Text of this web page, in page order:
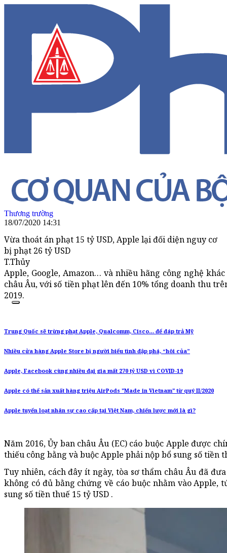
Thương trường
18/07/2020 14:31
Vừa thoát án phạt 15 tỷ USD, Apple lại đối diện nguy cơ
bị phạt 26 tỷ USD
T.Thủy
Apple, Google, Amazon… và nhiều hãng công nghệ
châu Âu, với số tiền phạt lên đến 10% tổng doanh thu
2019.
Trung Quốc sẽ trừng phạt Apple, Qualcomm, Cisco… để đáp trả Mỹ
Nhiều cửa hàng Apple Store bị người biểu tình đập phá, “hôi của”
Apple, Facebook cùng nhiều đại gia mất 270 tỷ USD vì COVID-19
Apple có thể sản xuất hàng triệu AirPods "Made in Vietnam" từ quý II/2020
Apple tuyển loạt nhân sự cao cấp tại Việt Nam, chiến lược mới là gì?
Năm 2016, Ủy ban châu Âu (EC) cáo buộc Apple được
thiếu công bằng và buộc Apple phải nộp bổ sung số tiền
Tuy nhiên, cách đây ít ngày, tòa sơ thẩm châu Âu đã
không có đủ bằng chứng về cáo buộc nhằm vào Apple,
sung số tiền thuế 15 tỷ USD .